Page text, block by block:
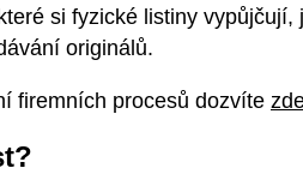
si fyzické listiny vypůjčují,
originálů.
firemních procesů dozvíte